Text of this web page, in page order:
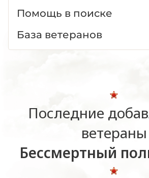
Помощь в поиске
База ветеранов
Последние
ветераны
Бессмертный